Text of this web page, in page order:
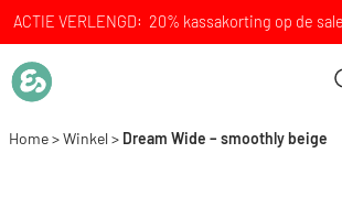
ACTIE VERLENGD: 20% kassakorting op de
Home>Winkel> Dream Wide – smoothly beige